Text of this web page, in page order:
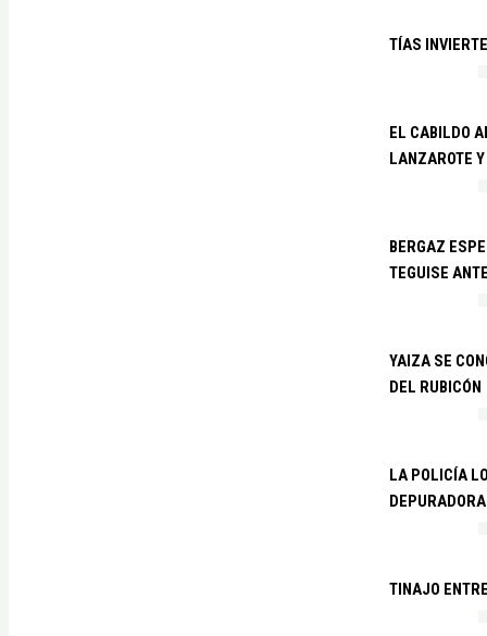
TÍAS
EL CABILDO
LANZAROTE
BERGAZ
TEGUISE
YAIZA SE
DEL RUBICÓN
LA POLICÍA
TINAJO